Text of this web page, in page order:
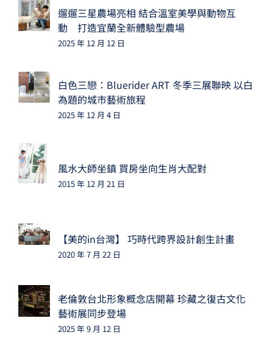
遛遛三星農場亮相 結合溫室美學與動物互
動 打造宜蘭全新體驗型農場
2025 年 12 月 12 日
白色三戀：Bluerider ART 冬季三展聯映 以白
為題的城市藝術旅程
2025 年 12 月 4 日
風水大師坐鎮 買房坐向生肖大配對
2015 年 12 月 21 日
【美的in台灣】 巧時代跨界設計創生計畫
2020 年 7 月 22 日
老倫敦台北形象概念店開幕 珍藏之復古文化
藝術展同步登場
2025 年 9 月 12 日